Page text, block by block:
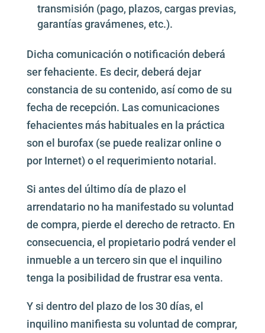
transmisión (pago, plazos, cargas previas,
garantías gravámenes, etc.).
Dicha comunicación o notificación deberá
ser fehaciente. Es decir, deberá dejar
constancia de su contenido, así como de su
fecha de recepción. Las comunicaciones
fehacientes más habituales en la práctica
son el burofax (se puede realizar online o
por Internet) o el requerimiento notarial.
Si antes del último día de plazo el
arrendatario no ha manifestado su voluntad
de compra, pierde el derecho de retracto. En
consecuencia, el propietario podrá vender el
inmueble a un tercero sin que el inquilino
tenga la posibilidad de frustrar esa venta.
Y si dentro del plazo de los 30 días, el
inquilino manifiesta su voluntad de comprar,